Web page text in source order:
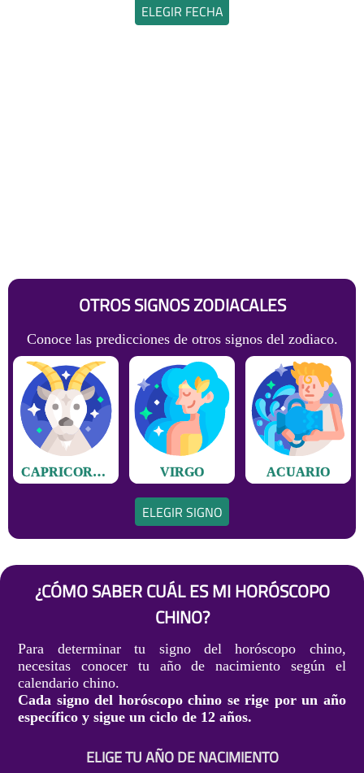
ELEGIR FECHA
OTROS SIGNOS ZODIACALES
Conoce las predicciones de otros signos del zodiaco.
CAPRICORNIO VIRGO ACUARIO
ELEGIR SIGNO
¿CÓMO SABER CUÁL ES MI HORÓSCOPO
CHINO?
Para determinar tu signo del horóscopo chino,
necesitas conocer tu año de nacimiento según el
calendario chino.
Cada signo del horóscopo chino se rige por un año
específico y sigue un ciclo de 12 años.
ELIGE TU AÑO DE NACIMIENTO